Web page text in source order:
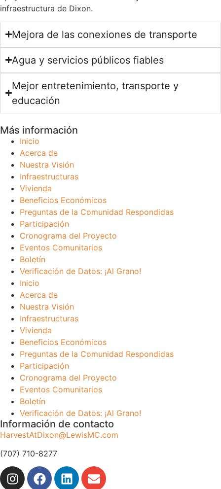
infraestructura de Dixon.
Mejora de las conexiones de transporte
Agua y servicios públicos fiables
Mejor entretenimiento, transporte y
educación
Más información
Inicio
Acerca de
Nuestra Visión
Infraestructuras
Vivienda
Beneficios Económicos
Preguntas de la Comunidad Respondidas
Participación
Cronograma del Proyecto
Eventos Comunitarios
Boletín
Verificación de Datos: ¡Al Grano!
Inicio
Acerca de
Nuestra Visión
Infraestructuras
Vivienda
Beneficios Económicos
Preguntas de la Comunidad Respondidas
Participación
Cronograma del Proyecto
Eventos Comunitarios
Boletín
Verificación de Datos: ¡Al Grano!
Información de contacto
HarvestAtDixon@LewisMC.com
(707) 710-8277